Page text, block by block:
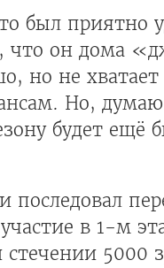
был приятно
что он дома
но не
Но,
будет ещё
последовал
в 1-м
5000